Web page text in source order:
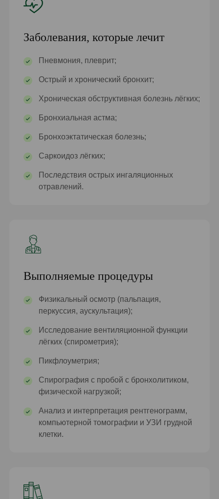
Заболевания, которые лечит
Пневмония, плеврит;
Острый и хронический бронхит;
Хроническая обструктивная болезнь лёгких;
Бронхиальная астма;
Бронхоэктатическая болезнь;
Саркоидоз лёгких;
Последствия острых ингаляционных
отравлений.
Выполняемые процедуры
Физикальный осмотр (пальпация,
перкуссия, аускультация);
Исследование вентиляционной функции
лёгких (спирометрия);
Пикфлоуметрия;
Спирография с пробой с бронхолитиком,
физической нагрузкой;
Анализ и интерпретация рентгенограмм,
компьютерной томографии и УЗИ грудной
клетки.